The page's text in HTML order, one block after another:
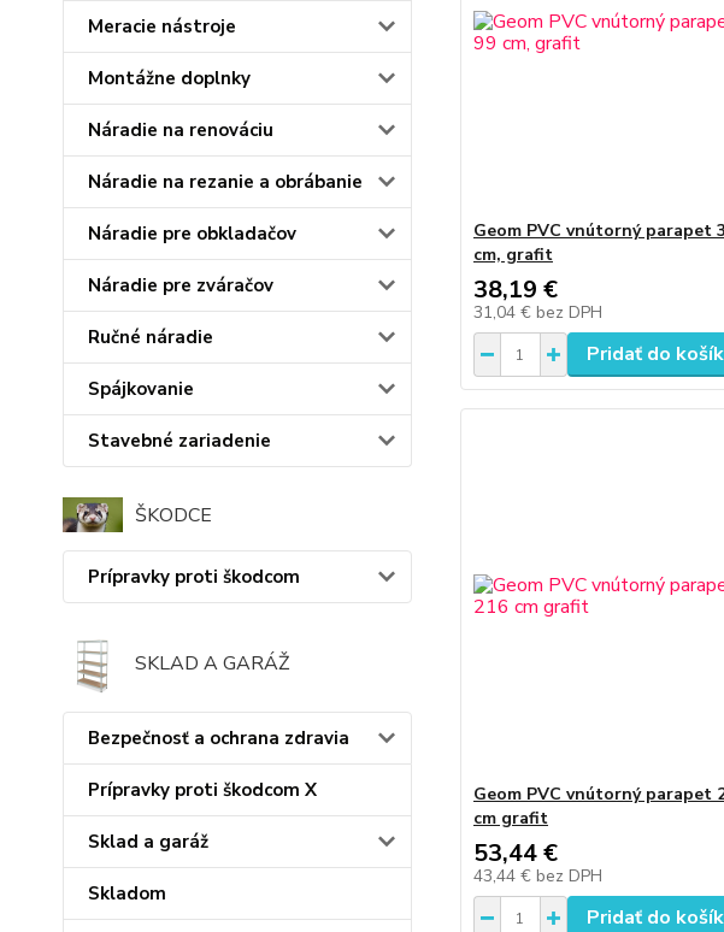
Meracie nástroje
Montážne doplnky
Náradie na renováciu
Náradie na rezanie a obrábanie
Náradie pre obkladačov
Náradie pre zváračov
Ručné náradie
Spájkovanie
Stavebné zariadenie
ŠKODCE
Prípravky proti škodcom
SKLAD A GARÁŽ
Bezpečnosť a ochrana zdravia
Prípravky proti škodcom X
Sklad a garáž
Skladom
Geom PVC vnútorný parapet
cm, grafit
38,19 €
31,04 € bez DPH
Pridať do
Geom PVC vnútorný parapet
cm grafit
53,44 €
43,44 € bez DPH
Pridať do